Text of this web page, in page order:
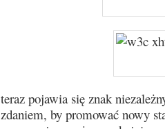
teraz pojawia się znak
zdaniem, by promować nowy